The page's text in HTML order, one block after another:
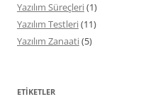
Yazılım Süreçleri(1)
Yazılım Testleri(11)
Yazılım Zanaati(5)
ETIKETLER